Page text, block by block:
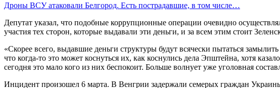
Дроны ВСУ атаковали Белгород. Есть пострадавшие, в том числе…
Депутат указал, что подобные коррупционные операции очевидно
участия тех сторон, которые выдавали эти деньги, и за всем этим стоит
«Скорее всего, выдавшие деньги структуры будут всячески пытаться
что когда-то это может коснуться их, как коснулись дела Эпштейна, хотя
сегодня это мало кого из них беспокоит. Больше волнует уже уголовная
Инцидент произошел 6 марта. В Венгрии задержали семерых граждан